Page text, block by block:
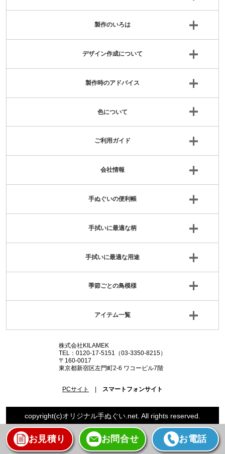
製作のいろは
デザイン作成について
製作時のアドバイス
色について
ご利用ガイド
会社情報
手ぬぐいの便利帳
手拭いに最適な柄
手拭いに最適な用途
季節ごとの鳥模様
アイテム一覧
株式会社KILAMEK
TEL：0120-17-5151（03-3350-8215）
〒160-0017
東京都新宿区左門町2-6 ワコービル7階
PCサイト スマートフォンサイト
copyright(c)オリジナル手ぬぐい.net. All rights reserved.
お見積り お問合せ お電話